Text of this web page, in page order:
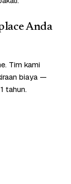
Anda
Tim kami
biaya —
tahun.